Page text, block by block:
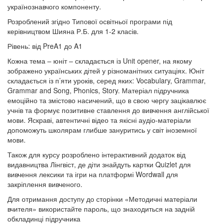
українознавчого компоненту.
Розроблений згідно Типової освітньої програми під
керівництвом Шияна Р.Б. для 1-2 класів.
Рівень: від PreA1 до A1
Кожна тема – юніт – складається із Unit opener, на якому
зображено українських дітей у різноманітних ситуаціях. Юніт
складається із п’яти уроків, серед яких: Vocabulary, Grammar,
Grammar and Song, Phonics, Story. Матеріал підручника
емоційно та змістово насичений, що в свою чергу зацікавлює
учнів та формує позитивне ставлення до вивчення англійської
мови. Яскраві, автентичні відео та якісні аудіо-матеріали
допоможуть школярам глибше зануритись у світ іноземної
мови.
Також для курсу розроблено інтерактивний додаток від
видавництва Лінгвіст, де діти знайдуть картки Quizlet для
вивчення лексики та ігри на платформі Wordwall для
закріплення вивченого.
Для отримання доступу до сторінки «Методичні матеріали
вчителя» використайте пароль, що знаходиться на задній
обкладинці підручника